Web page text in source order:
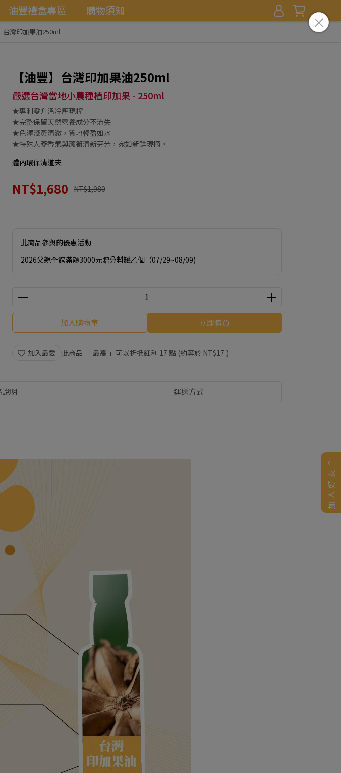
油豐禮盒專區 購物須知
加入好友↑
台灣印加果油250ml
【油豐】台灣印加果油250ml
嚴選台灣當地小農種植印加果 - 250ml
★專利零升溫冷壓現榨
★完整保留天然營養成分不流失
★色澤淺黃清澈，質地輕盈如水
★特殊人蔘香氣與蘆筍清新芬芳，宛如新鮮現摘。
體內環保清道夫
NT$1,680 NT$1,980
此商品參與的優惠活動
2026父親全館滿額3000元贈分料罐乙個（07/29~08/09)
加入購物車 立即購買
加入最愛 此商品 「 最高 」可以折抵紅利 17 點 (約等於 NT$17 )
說明 運送方式